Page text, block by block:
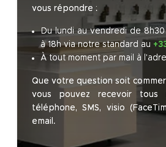
vous répondre :
Du lundi au vendredi de
à 18h via notre standard au
À tout moment par mail à
Que votre question soit
vous pouvez recevoir tous
téléphone, SMS, visio
email.